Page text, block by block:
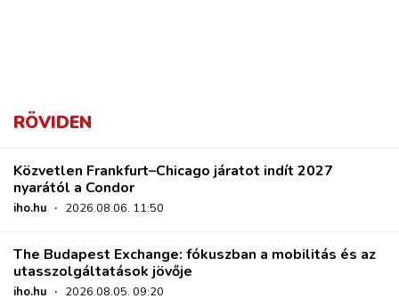
RÖVIDEN
Közvetlen Frankfurt–Chicago járatot indít 2027
nyarától a Condor
iho.hu · 2026.08.06. 11:50
The Budapest Exchange: fókuszban a mobilitás és az
utasszolgáltatások jövője
iho.hu · 2026.08.05. 09:20